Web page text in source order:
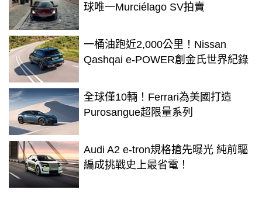
球唯一Murciélago SV拍賣
一桶油跑近2,000公里！Nissan
Qashqai e-POWER創金氏世界紀錄
全球僅10輛！Ferrari為美國打造
Purosangue超限量系列
Audi A2 e-tron規格搶先曝光 純前驅
編成挑戰史上最省電！